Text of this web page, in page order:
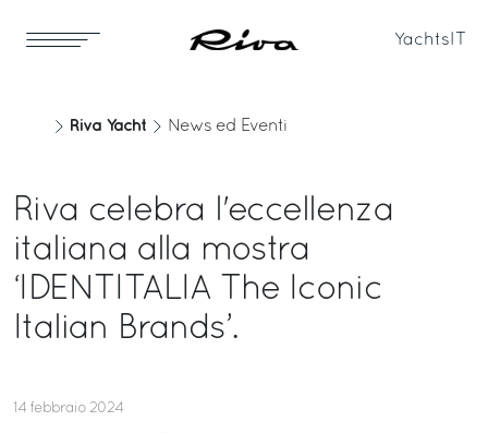
Yachts
Riva Yacht News ed Eventi
Riva celebra l'eccellenza
italiana alla mostra
‘IDENTITALIA The Iconic
Italian Brands’.
14 febbraio 2024